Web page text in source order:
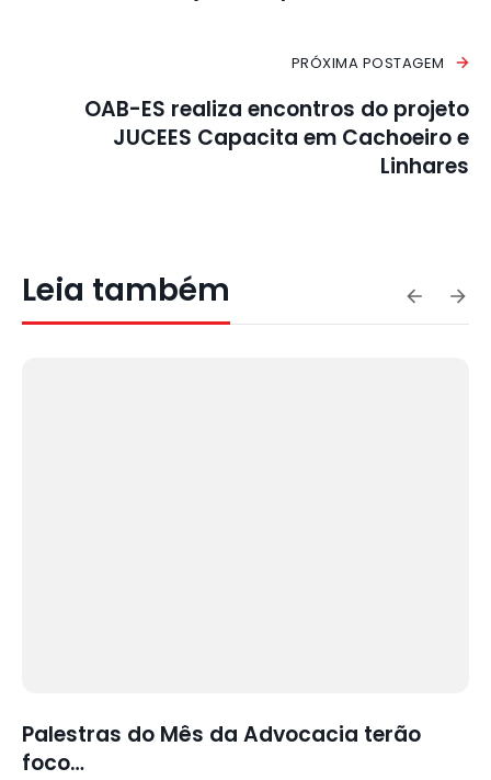
PRÓXIMA POSTAGEM
OAB-ES realiza encontros do projeto
JUCEES Capacita em Cachoeiro e
Linhares
Leia também
Palestras do Mês da Advocacia terão
foco…